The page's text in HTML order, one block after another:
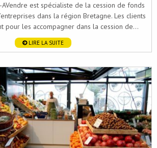
est spécialiste de la cession de fonds
dans la région Bretagne. Les clients
pour les accompagner dans la cession de...
LIRE LA SUITE